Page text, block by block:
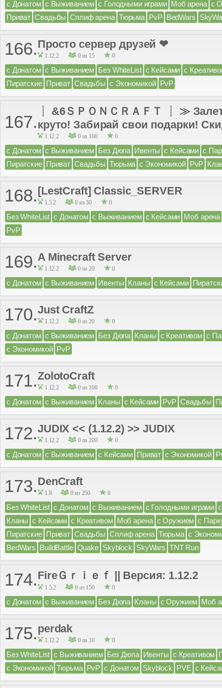
с Донатом с Выживанием с Голодными играми Моб арена с
Приват Свадьбы Сплиф арена Тюрьма PvP BedWars
166.Просто сервер друзей ❤
1.12.2 0 из 15 0
с Донатом с Выживанием Без WhiteList с Кейсами с
Пиратские Приват Свадьбы с Экономикой PvP
167.
┊ &6ＳＰＯＮＣＲＡＦＴ ┊ ≫
круто! Забирай свои подарки!
1.12.2 0 из 100 0
с Донатом с Выживанием Без Дюпа Ивенты с Кейсами с
Пиратские Приват Свадьбы Тюрьма с Экономикой PvP
168.[LestCraft] Classic_SERVER
1.5.2 0 из 30 0
Без WhiteList с Донатом с Выживанием с Кейсами Моб арена
PvP
169.A Minecraft Server
1.12.2 0 из 20 0
с Донатом с Выживанием Ивенты Кланы с Кейсами
170.Just CraftZ
1.12.2 0 из 20 0
с Донатом с Выживанием Без Дюпа Кланы с Креативом с
с Экономикой PvP
171.ZolotoCraft
1.12.2 0 из 100 0
с Донатом с Выживанием Кланы с Кейсами PvP Свадьбы
172.JUDIX << (1.12.2) >> JUDIX
1.12.2 0 из 200 0
с Донатом с Выживанием с Кейсами Приват с Экономикой
173.DenCraft
1.8 0 из 250 0
Без WhiteList с Донатом с Выживанием с Голодными играми
Кланы с Кейсами с Креативом Моб арена с Оружием с
Пиратские Приват Свадьбы Сплиф арена Тюрьма с
BedWars BuildBattle Quake Skyblock SkyWars TNT Run
174.FireＧｒｉｅｆ || Версия: 1.12.2
1.5.2 0 из 150 0
с Донатом с Выживанием Без Дюпа Кланы с Оружием Моб
175.perdak
1.12.2 0 из 10 0
Без WhiteList с Выживанием Без Дюпа Ивенты с Креативом
с Экономикой Тюрьма PvP с Донатом Skyblock PVE с